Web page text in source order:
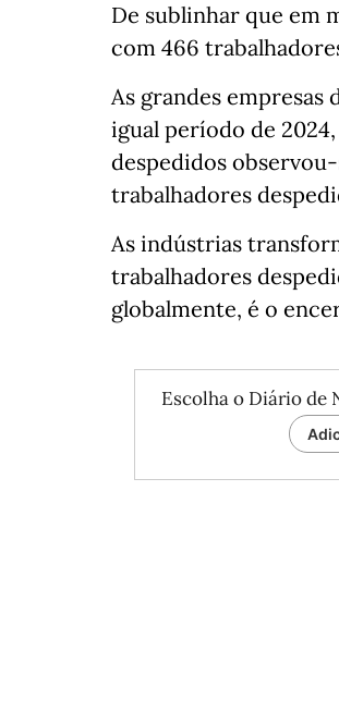
De sublinhar que em
com 466
As grandes empresas
igual período de
despedidos observou-
trabalhadores
As indústrias
trabalhadores
globalmente, é o
Escolha o Diário de